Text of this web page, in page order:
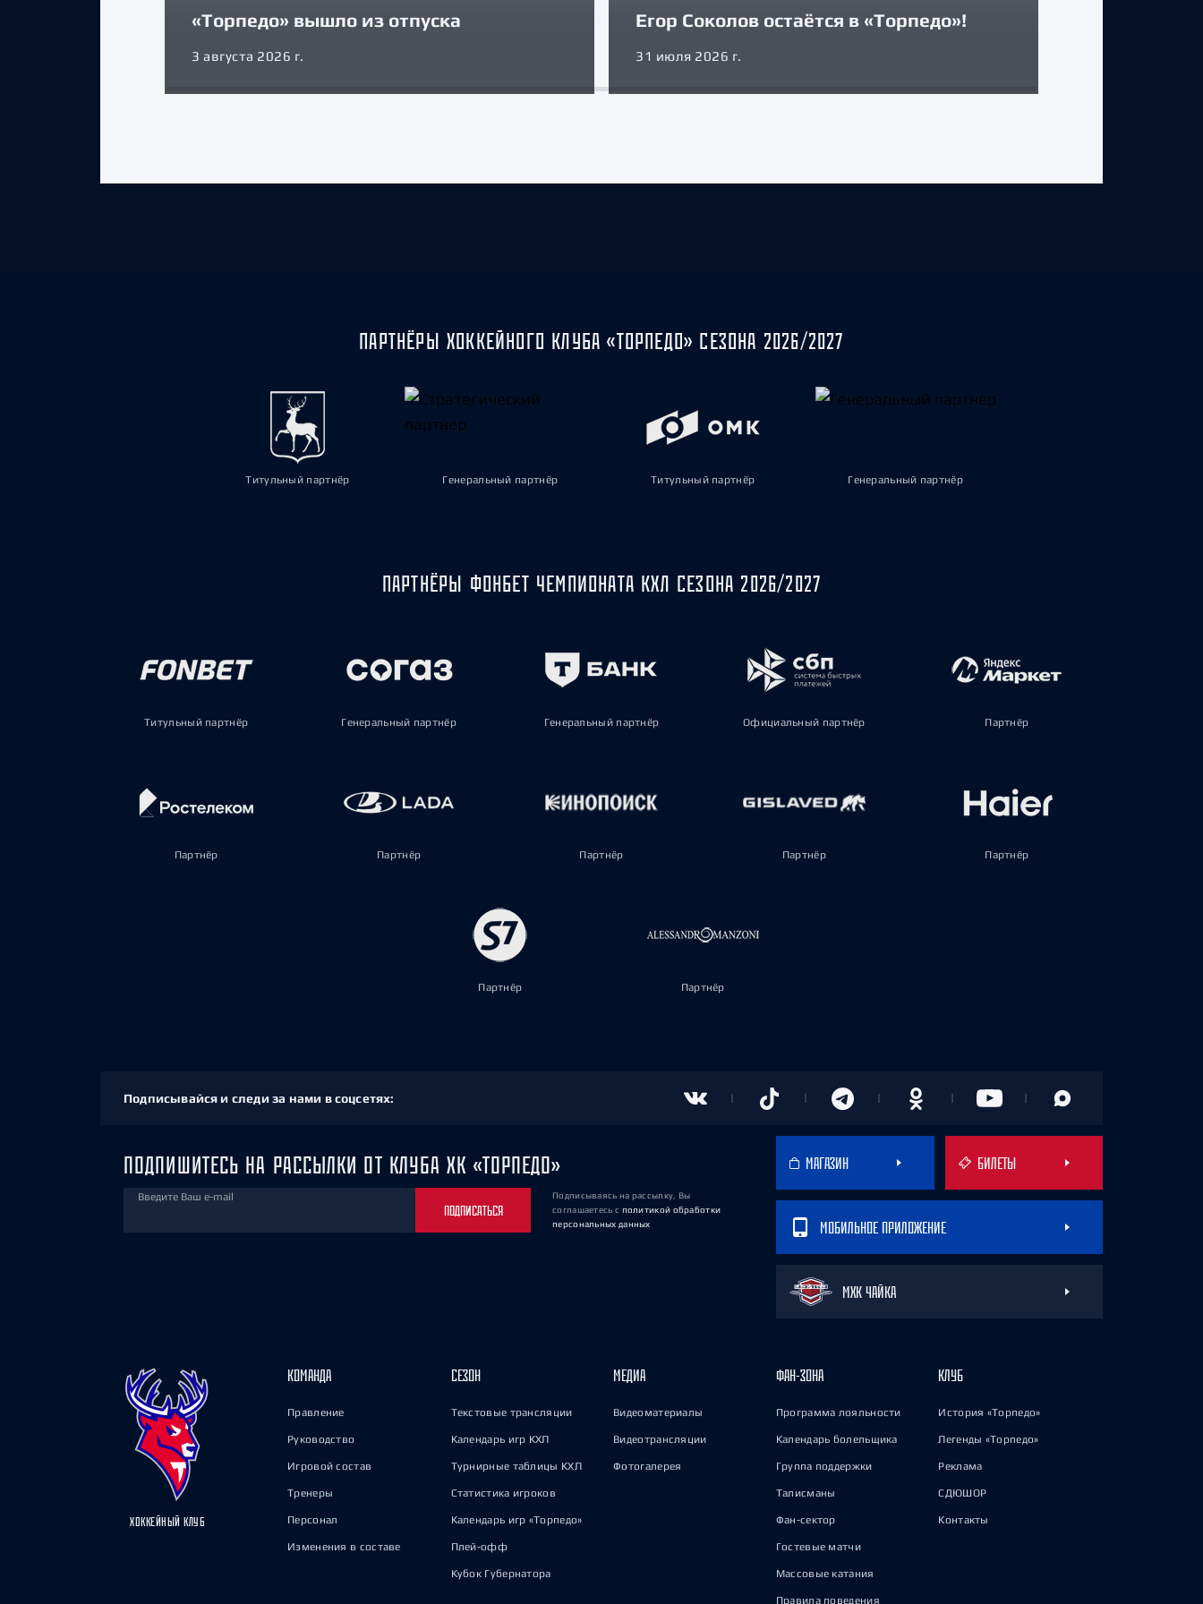
«Торпедо» вышло из отпуска
3 августа 2026 г.
Егор Соколов остаётся в «Торпедо»!
31 июля 2026 г.
ПАРТНЁРЫ ХОККЕЙНОГО КЛУБА «ТОРПЕДО» СЕЗОНА 2026/2027
Титульный партнёр Генеральный партнёр Титульный партнёр Генеральный партнёр
ПАРТНЁРЫ ФОНБЕТ ЧЕМПИОНАТА КХЛ СЕЗОНА 2026/2027
Титульный партнёр Генеральный партнёр Генеральный партнёр Официальный партнёр Партнёр
Партнёр Партнёр Партнёр Партнёр Партнёр
Партнёр Партнёр
Подписывайся и следи за нами в соцсетях:
ПОДПИШИТЕСЬ НА РАССЫЛКИ ОТ КЛУБА ХК «ТОРПЕДО»
Введите Ваш e-mail
ПОДПИСАТЬСЯ
Подписываясь на рассылку, Вы
соглашаетесь с политикой обработки
персональных данных
МАГАЗИН БИЛЕТЫ
МОБИЛЬНОЕ ПРИЛОЖЕНИЕ
МХК ЧАЙКА
ХОККЕЙНЫЙ КЛУБ
КОМАНДА
Правление
Руководство
Игровой состав
Тренеры
Персонал
Изменения в составе
СЕЗОН
Текстовые трансляции
Календарь игр КХЛ
Турнирные таблицы КХЛ
Статистика игроков
Календарь игр «Торпедо»
Плей-офф
Кубок Губернатора
МЕДИА
Видеоматериалы
Видеотрансляции
Фотогалерея
ФАН-ЗОНА
Программа лояльности
Календарь болельщика
Группа поддержки
Талисманы
Фан-сектор
Гостевые матчи
Массовые катания
Правила поведения
КЛУБ
История «Торпедо»
Легенды «Торпедо»
Реклама
СДЮШОР
Контакты